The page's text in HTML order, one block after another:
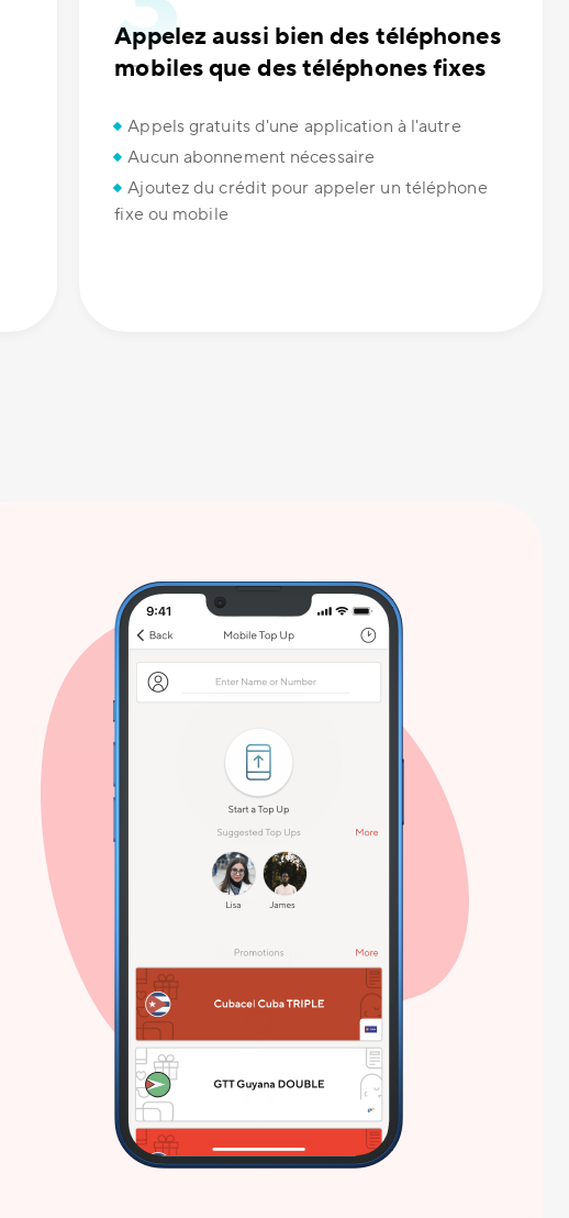
Appelez aussi bien des téléphones
mobiles que des téléphones fixes
Appels gratuits d'une application à l'autre
Aucun abonnement nécessaire
Ajoutez du crédit pour appeler un téléphone
fixe ou mobile